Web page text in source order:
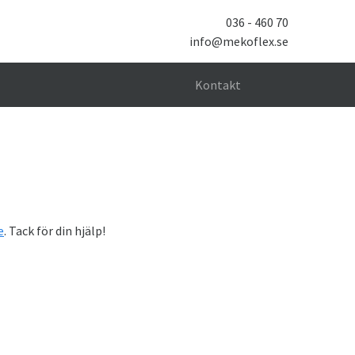
036 - 460 70
info@mekoflex.se
Kontakt
. Tack för din hjälp!